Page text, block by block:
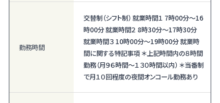
勤務時間
交替制（シフト制） 就業時間１ 7時00分〜16
時00分 就業時間２ 8時30分〜17時30分
就業時間３ 10時00分〜19時00分 就業時
間に関する特記事項 ＊上記時間内の８時間
勤務（月９６時間～１３０時間以内） ＊当番制
で月１０回程度の夜間オンコール勤務あり